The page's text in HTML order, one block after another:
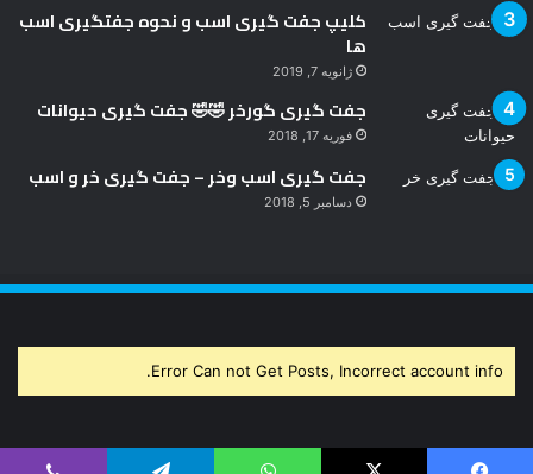
کلیپ جفت گیری اسب و نحوه جفتگیری اسب
ها
ژانویه 7, 2019
جفت گیری گورخر 🤣🤣 جفت گیری حیوانات
فوریه 17, 2018
جفت گیری اسب وخر – جفت گیری خر و اسب
دسامبر 5, 2018
Error Can not Get Posts, Incorrect account info.